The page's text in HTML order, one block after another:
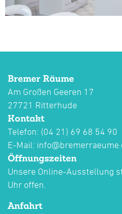
Bremer Räume
Am Großen Geeren 17
27721 Ritterhude
Kontakt
Telefon: (04 21) 69 68 54 90
E-Mail:
Öffnungszeiten
Unsere Online-Ausstellung
Uhr offen.
Anfahrt